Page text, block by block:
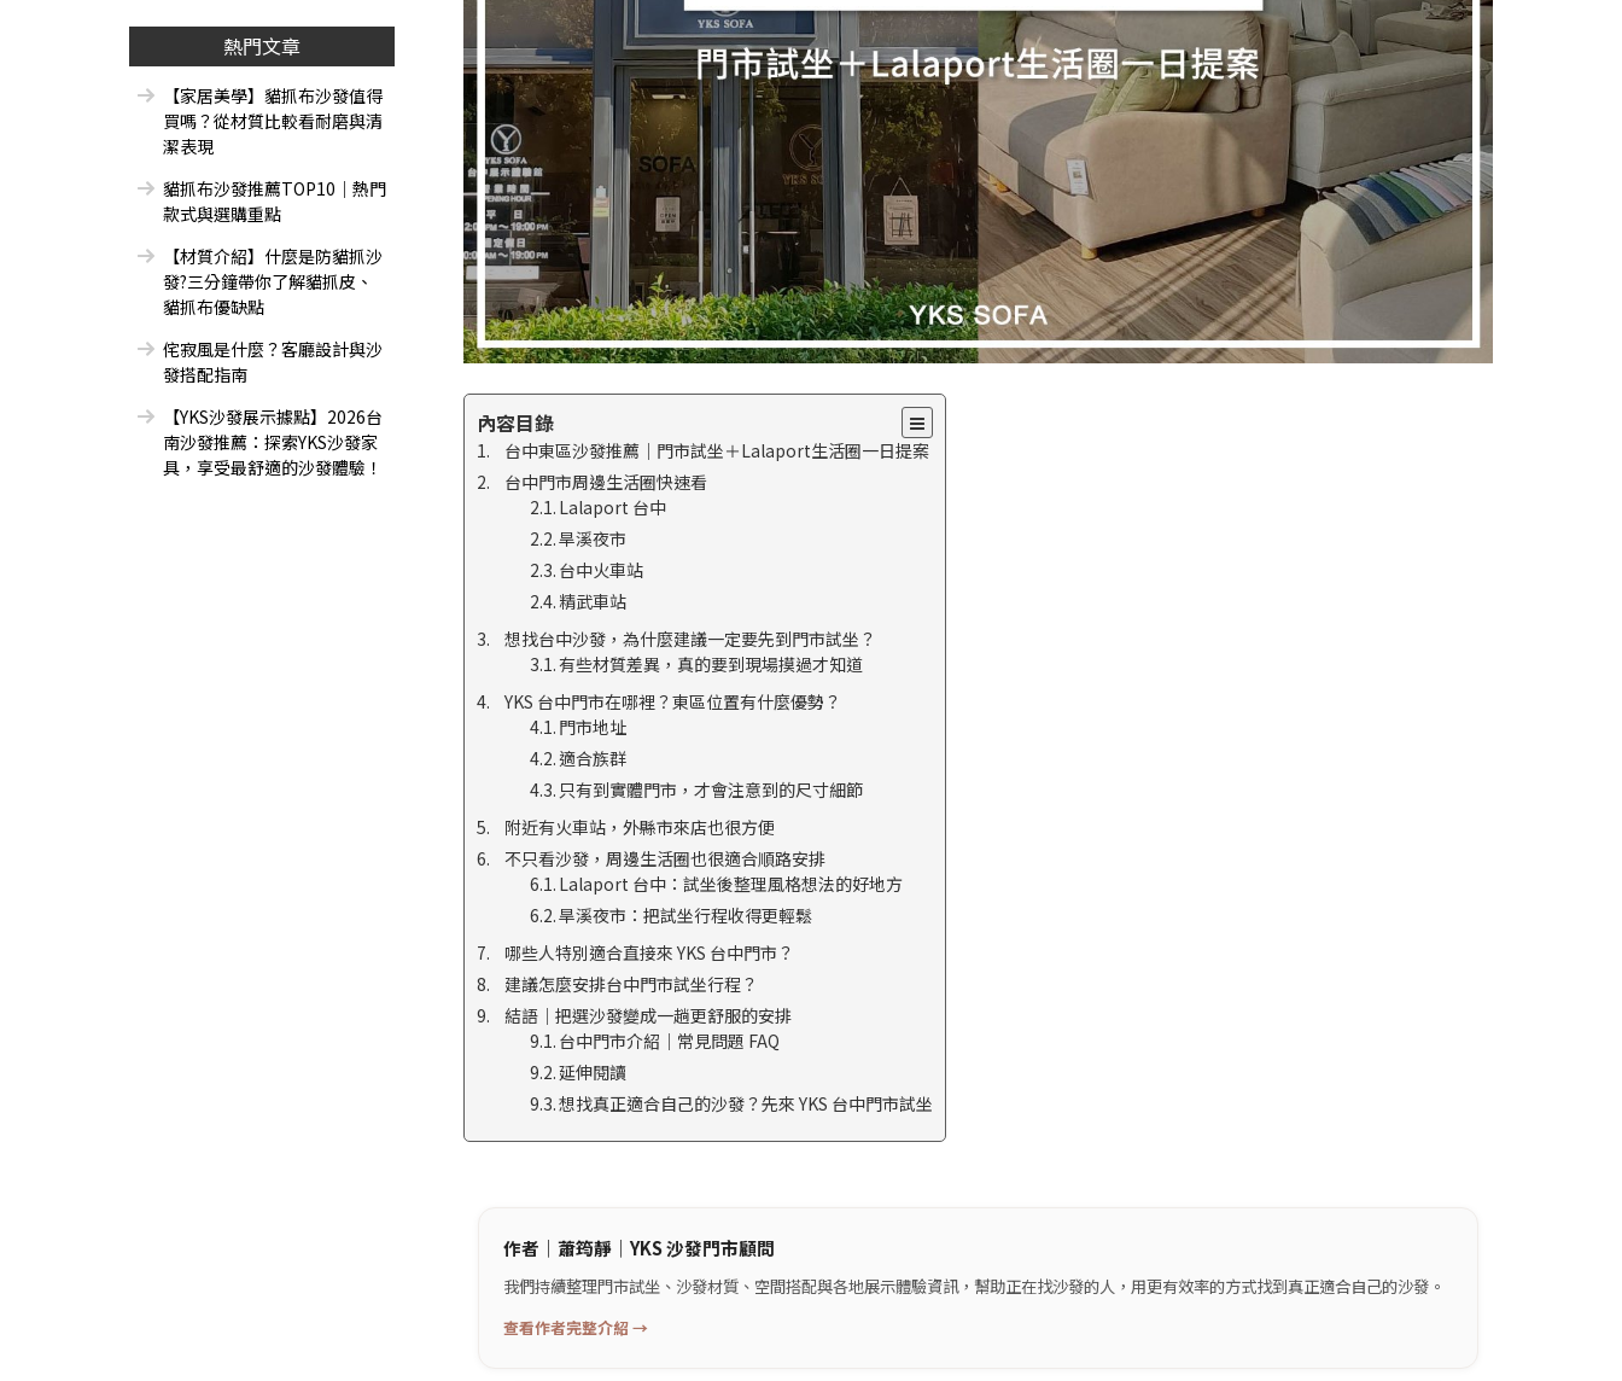
熱門文章
【家居美學】貓抓布沙發值得
買嗎？從材質比較看耐磨與清
潔表現
貓抓布沙發推薦TOP10｜熱門
款式與選購重點
【材質介紹】什麼是防貓抓沙
發?三分鐘帶你了解貓抓皮、
貓抓布優缺點
侘寂風是什麼？客廳設計與沙
發搭配指南
【YKS沙發展示據點】2026台
南沙發推薦：探索YKS沙發家
具，享受最舒適的沙發體驗！
內容目錄
台中東區沙發推薦｜門市試坐＋Lalaport生活圈一日提案
台中門市周邊生活圈快速看
Lalaport 台中
旱溪夜市
台中火車站
精武車站
想找台中沙發，為什麼建議一定要先到門市試坐？
有些材質差異，真的要到現場摸過才知道
YKS 台中門市在哪裡？東區位置有什麼優勢？
門市地址
適合族群
只有到實體門市，才會注意到的尺寸細節
附近有火車站，外縣市來店也很方便
不只看沙發，周邊生活圈也很適合順路安排
Lalaport 台中：試坐後整理風格想法的好地方
旱溪夜市：把試坐行程收得更輕鬆
哪些人特別適合直接來 YKS 台中門市？
建議怎麼安排台中門市試坐行程？
結語｜把選沙發變成一趟更舒服的安排
台中門市介紹｜常見問題 FAQ
延伸閱讀
想找真正適合自己的沙發？先來 YKS 台中門市試坐
作者｜ 蕭筠靜｜ YKS 沙發門市顧問
我們持續整理門市試坐、沙發材質、空間搭配與各地展示體驗資訊，幫助正在找沙發的人，用更有效率的方式找到真正適合自己的沙發。
查看作者完整介紹 →